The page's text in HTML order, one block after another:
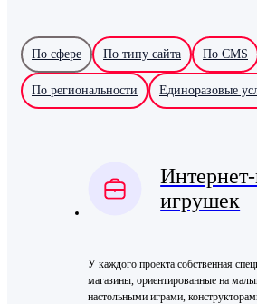
По сфере По типу сайта По CMS
По региональности Единоразовые
игрушек
У каждого проекта собственная
магазины, ориентированные на
настольными играми,